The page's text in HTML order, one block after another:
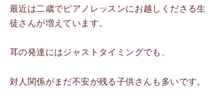
最近は二歳でピアノレッスンにお越しくださる生
徒さんが増えています。
耳の発達にはジャストタイミングでも、
対人関係がまだ不安が残る子供さんも多いです。